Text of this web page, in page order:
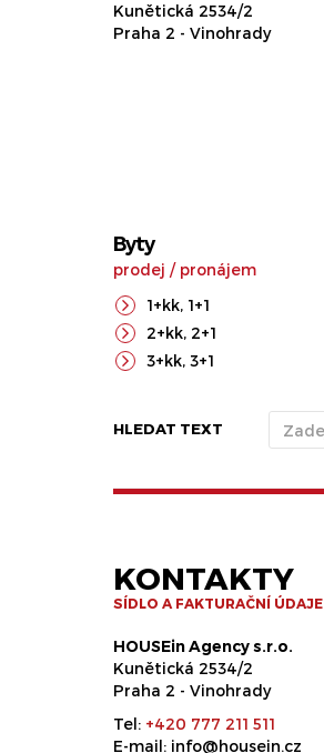
Kunětická 2534/2
Praha 2 - Vinohrady
Byty
prodej / pronájem
1+kk, 1+1
2+kk, 2+1
3+kk, 3+1
HLEDAT TEXT
KONTAKTY
SÍDLO A FAKTURAČNÍ ÚDAJE
HOUSEin Agency s.r.o.
Kunětická 2534/2
Praha 2 - Vinohrady
Tel: +420 777 211 511
E-mail: info@housein.cz